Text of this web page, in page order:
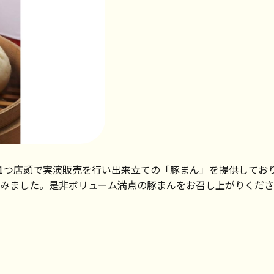
店頭で実演販売を行い出来立ての「豚まん」を提供して
した。是非ボリューム満点の豚まんをお召し上がりくだ